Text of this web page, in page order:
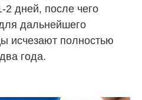
2 дней, после чего
дальнейшего
исчезают полностью
года.